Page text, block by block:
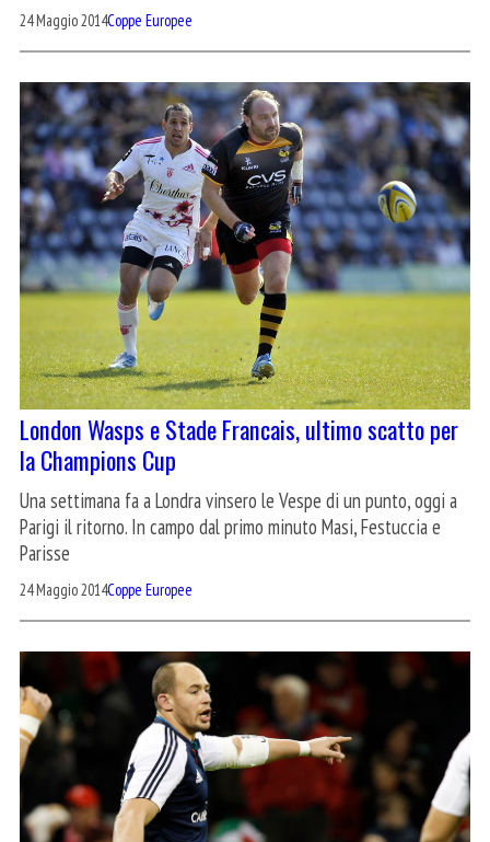
24 Maggio 2014Coppe Europee
London Wasps e Stade Francais, ultimo scatto per
la Champions Cup
Una settimana fa a Londra vinsero le Vespe di un punto, oggi a
Parigi il ritorno. In campo dal primo minuto Masi, Festuccia e
Parisse
24 Maggio 2014Coppe Europee